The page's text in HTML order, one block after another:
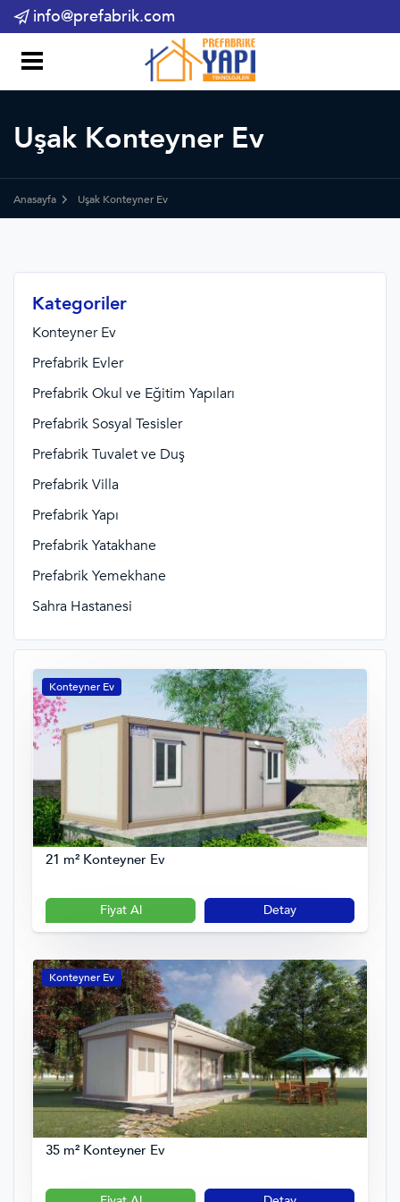
info@prefabrik.com
Uşak Konteyner Ev
Anasayfa Uşak Konteyner Ev
Kategoriler
Konteyner Ev
Prefabrik Evler
Prefabrik Okul ve Eğitim Yapıları
Prefabrik Sosyal Tesisler
Prefabrik Tuvalet ve Duş
Prefabrik Villa
Prefabrik Yapı
Prefabrik Yatakhane
Prefabrik Yemekhane
Sahra Hastanesi
Konteyner Ev
21 m² Konteyner Ev
Fiyat Al Detay
Konteyner Ev
35 m² Konteyner Ev